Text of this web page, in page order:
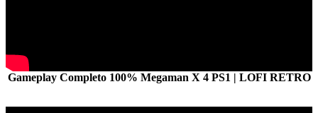
Gameplay Completo 100% Megaman X 4 PS1 | LOFI RETRO